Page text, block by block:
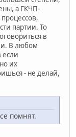
а ГКЧП-
партии. То
в
В любом
если
их
- не делай,
помнят.